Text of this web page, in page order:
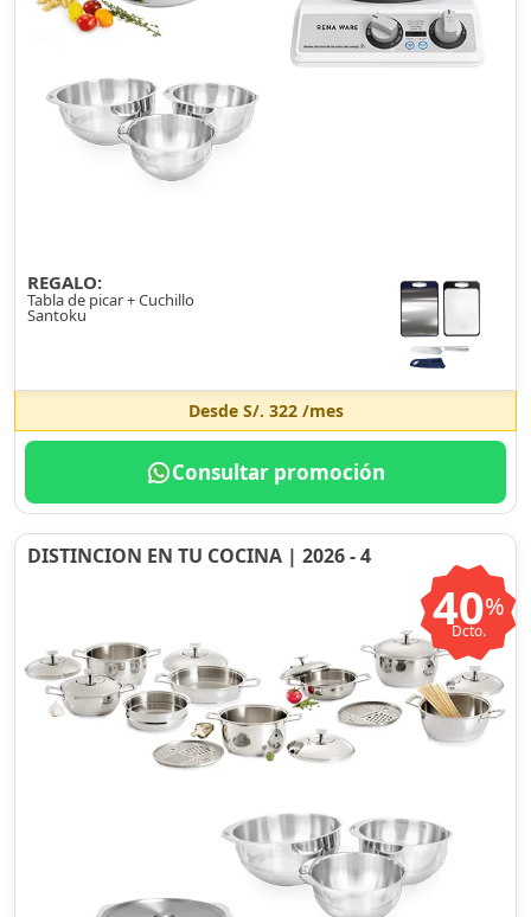
REGALO:
Tabla de picar + Cuchillo
Santoku
Desde S/. 322/mes
Consultar promoción
DISTINCION EN TU COCINA | 2026 - 4
40%
Dcto.